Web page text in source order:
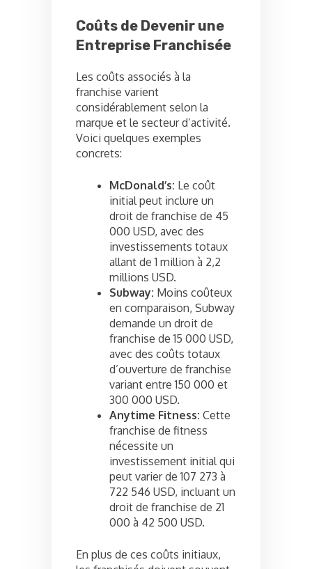
Coûts de Devenir une
Entreprise Franchisée
Les coûts associés à la
franchise varient
considérablement selon la
marque et le secteur d’activité.
Voici quelques exemples
concrets:
McDonald’s: Le coût
initial peut inclure un
droit de franchise de 45
000 USD, avec des
investissements totaux
allant de 1 million à 2,2
millions USD.
Subway: Moins coûteux
en comparaison, Subway
demande un droit de
franchise de 15 000 USD,
avec des coûts totaux
d’ouverture de franchise
variant entre 150 000 et
300 000 USD.
Anytime Fitness: Cette
franchise de fitness
nécessite un
investissement initial qui
peut varier de 107 273 à
722 546 USD, incluant un
droit de franchise de 21
000 à 42 500 USD.
En plus de ces coûts initiaux,